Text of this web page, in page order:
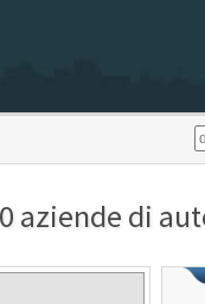
aziende di